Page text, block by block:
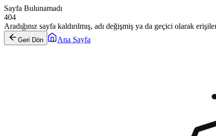
Sayfa Bulunamadı
404
Aradığınız sayfa kaldırılmış, adı değişmiş ya da geçici olarak
Geri Dön Ana Sayfa